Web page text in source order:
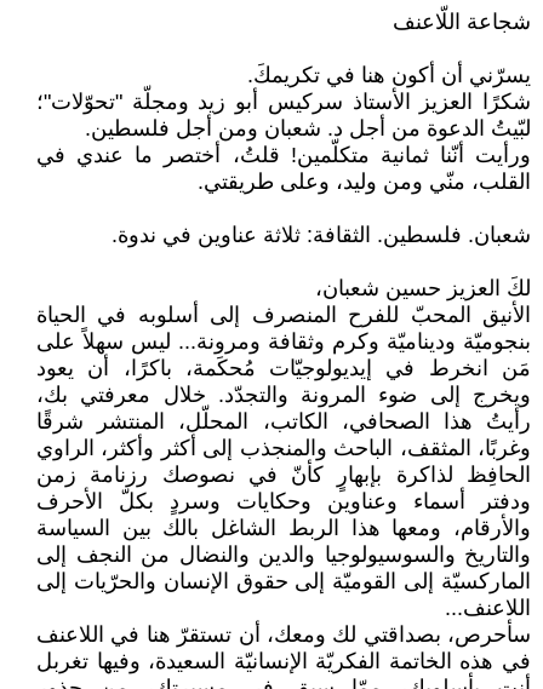
شجاعة اللّاعنف
يسرّني أن أكون هنا في تكريمكَ.
شكرًا العزيز الأستاذ سركيس أبو زيد ومجلّة "تحوّلات"؛
لبّيتُ الدعوة من أجل د. شعبان ومن أجل فلسطين.
ورأيت أنّنا ثمانية متكلّمين! قلتُ، أختصر ما عندي في
القلب، منّي ومن وليد، وعلى طريقتي.
شعبان. فلسطين. الثقافة: ثلاثة عناوين في ندوة.
لكَ العزيز حسين شعبان،
الأنيق المحبّ للفرح المنصرف إلى أسلوبه في الحياة
بنجوميّة وديناميّة وكرم وثقافة ومرونة... ليس سهلاً على
مَن انخرط في إيديولوجيّات مُحكَمة، باكرًا، أن يعود
ويخرج إلى ضوء المرونة والتجدّد. خلال معرفتي بك،
رأيتُ هذا الصحافي، الكاتب، المحلّل، المنتشر شرقًا
وغربًا، المثقف، الباحث والمنجذب إلى أكثر وأكثر، الراوي
الحافِظ لذاكرة بإبهارٍ كأنّ في نصوصك رزنامة زمن
ودفتر أسماء وعناوين وحكايات وسردٍ بكلّ الأحرف
والأرقام، ومعها هذا الربط الشاغل بالك بين السياسة
والتاريخ والسوسيولوجيا والدين والنضال من النجف إلى
الماركسيّة إلى القوميّة إلى حقوق الإنسان والحرّيات إلى
اللاعنف...
سأحرص، بصداقتي لك ومعك، أن تستقرّ هنا في اللاعنف
في هذه الخاتمة الفكريّة الإنسانيّة السعيدة، وفيها تغربل